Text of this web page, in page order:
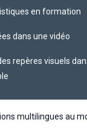
en formation
dans une vidéo
repères visuels
multilingues au